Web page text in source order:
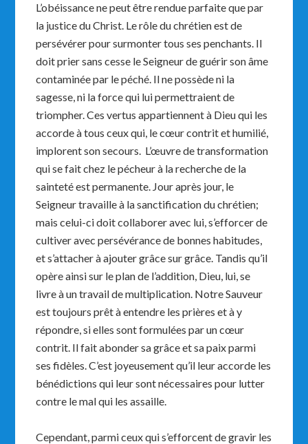
L’obéissance ne peut être rendue parfaite que par
la justice du Christ. Le rôle du chrétien est de
persévérer pour surmonter tous ses penchants. Il
doit prier sans cesse le Seigneur de guérir son âme
contaminée par le péché. Il ne possède ni la
sagesse, ni la force qui lui permettraient de
triompher. Ces vertus appartiennent à Dieu qui les
accorde à tous ceux qui, le cœur contrit et humilié,
implorent son secours. L’œuvre de transformation
qui se fait chez le pécheur à la recherche de la
sainteté est permanente. Jour après jour, le
Seigneur travaille à la sanctification du chrétien;
mais celui-ci doit collaborer avec lui, s’efforcer de
cultiver avec persévérance de bonnes habitudes,
et s’attacher à ajouter grâce sur grâce. Tandis qu’il
opère ainsi sur le plan de l’addition, Dieu, lui, se
livre à un travail de multiplication. Notre Sauveur
est toujours prêt à entendre les prières et à y
répondre, si elles sont formulées par un cœur
contrit. Il fait abonder sa grâce et sa paix parmi
ses fidèles. C’est joyeusement qu’il leur accorde les
bénédictions qui leur sont nécessaires pour lutter
contre le mal qui les assaille.
Cependant, parmi ceux qui s’efforcent de gravir les